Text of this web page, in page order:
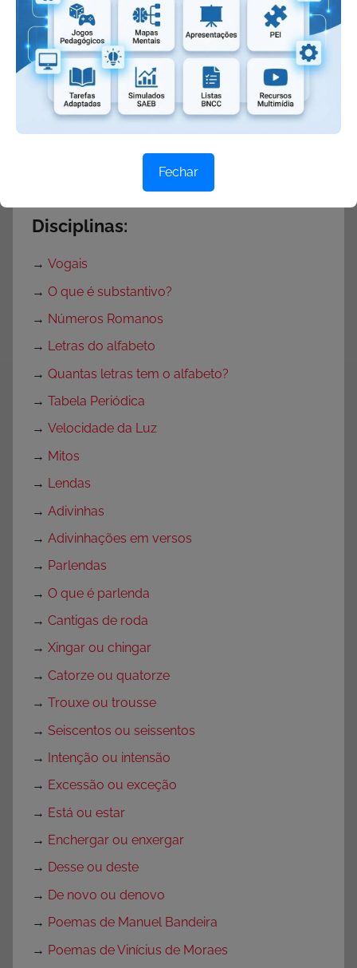
→ Atividades de Interpretação Textual
→Atividades de Produção de Textos e Frases do
1º ao 5º ano
KIT ATIVIDADES:
Atividades para o 1º ano.
Disciplinas:
→ Vogais
→ O que é substantivo?
→ Números Romanos
→ Letras do alfabeto
→ Quantas letras tem o alfabeto?
→ Tabela Periódica
→ Velocidade da Luz
→ Mitos
→ Lendas
→ Adivinhas
→ Adivinhações em versos
→ Parlendas
→ O que é parlenda
→ Cantigas de roda
→ Xingar ou chingar
→ Catorze ou quatorze
→ Trouxe ou trousse
→ Seiscentos ou seissentos
→ Intenção ou intensão
→ Excessão ou exceção
→ Está ou estar
→ Enchergar ou enxergar
→ Desse ou deste
→ De novo ou denovo
→ Poemas de Manuel Bandeira
→ Poemas de Vinícius de Moraes
Fechar